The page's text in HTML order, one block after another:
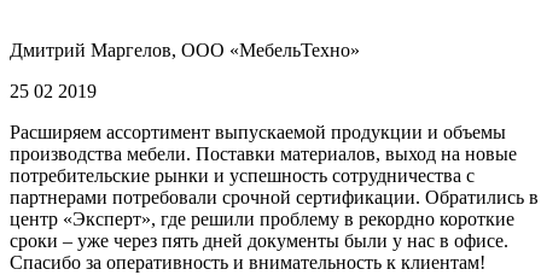
Дмитрий Маргелов, ООО «МебельТехно»
25 02 2019
Расширяем ассортимент выпускаемой продукции и объемы
производства мебели. Поставки материалов, выход на новые
потребительские рынки и успешность сотрудничества с
партнерами потребовали срочной сертификации. Обратились в
центр «Эксперт», где решили проблему в рекордно короткие
сроки – уже через пять дней документы были у нас в офисе.
Спасибо за оперативность и внимательность к клиентам!